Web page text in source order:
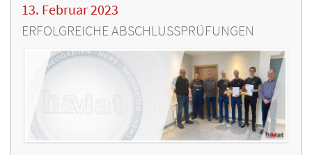
13. Februar 2023
ERFOLGREICHE ABSCHLUSSPRÜFUNGEN